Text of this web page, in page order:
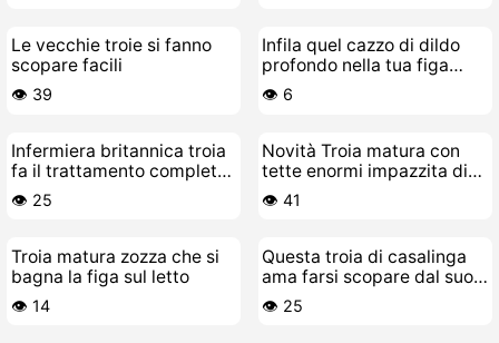
Le vecchie troie si fanno
scopare facili
👁️ 39
Infila quel cazzo di dildo
profondo nella tua figa
bagnata da troia matura
👁️ 6
Infermiera britannica troia
fa il trattamento completo
al paziente
👁️ 25
Novità Troia matura con
tette enormi impazzita di
cazzo
👁️ 41
Troia matura zozza che si
bagna la figa sul letto
👁️ 14
Questa troia di casalinga
ama farsi scopare dal suo
coglione toy-boy
👁️ 25